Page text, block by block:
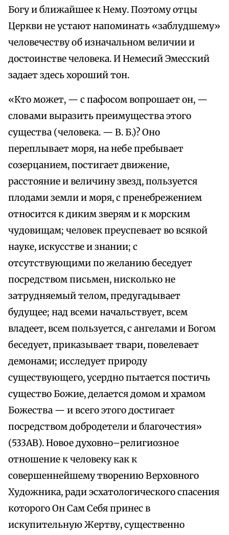
Богу и ближайшее к Нему. Поэтому отцы
Церкви не устают напоминать «заблудшему»
человечеству об изначальном величии и
достоинстве человека. И Немесий Эмесский
задает здесь хороший тон.
«Кто может, — с пафосом вопрошает он, —
словами выразить преимущества этого
существа (человека. — В. Б.)? Оно
переплывает моря, на небе пребывает
созерцанием, постигает движение,
расстояние и величину звезд, пользуется
плодами земли и моря, с пренебрежением
относится к диким зверям и к морским
чудовищам; человек преуспевает во всякой
науке, искусстве и знании; с
отсутствующими по желанию беседует
посредством письмен, нисколько не
затрудняемый телом, предугадывает
будущее; над всеми начальствует, всем
владеет, всем пользуется, с ангелами и Богом
беседует, приказывает твари, повелевает
демонами; исследует природу
существующего, усердно пытается постичь
существо Божие, делается домом и храмом
Божества — и всего этого достигает
посредством добродетели и благочестия»
(533АВ). Новое духовно–религиозное
отношение к человеку как к
совершеннейшему творению Верховного
Художника, ради эсхатологического спасения
которого Он Сам Себя принес в
искупительную Жертву, существенно